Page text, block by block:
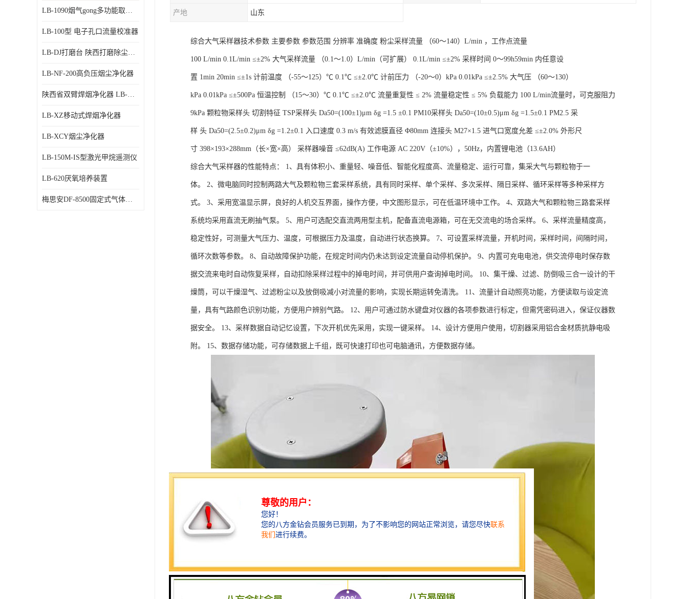
LB-1090烟气gong多功能取样管
LB-100型 电子孔口流量校准器
LB-DJ打磨台 陕西打磨除尘平台
LB-NF-200高负压烟尘净化器
陕西省双臂焊烟净化器 LB-XZX
LB-XZ移动式焊烟净化器
LB-XCY烟尘净化器
LB-150M-IS型激光甲烷遥测仪
LB-620厌氧培养装置
梅思安DF-8500固定式气体检测仪
产地 山东
综合大气采样器技术参数 主要参数 参数范围 分辨率 准确度 粉尘采样流量 （60～140）L/min ，工作点流量
100 L/min 0.1L/min ≤±2% 大气采样流量 （0.1～1.0）L/min（可扩展） 0.1L/min ≤±2% 采样时间 0～99h59min 内任意设
置 1min 20min ≤±1s 计前温度 （-55～125）℃ 0.1℃ ≤±2.0℃ 计前压力 （-20～0）kPa 0.01kPa ≤±2.5% 大气压 （60～130）
kPa 0.01kPa ≤±500Pa 恒温控制 （15～30）℃ 0.1℃ ≤±2.0℃ 流量重复性 ≤ 2% 流量稳定性 ≤ 5% 负载能力 100 L/min流量时，可克服阻力
9kPa 颗粒物采样头 切割特征 TSP采样头 Da50=(100±1)μm δg =1.5 ±0.1 PM10采样头 Da50=(10±0.5)μm δg =1.5±0.1 PM2.5 采
样 头 Da50=(2.5±0.2)μm δg =1.2±0.1 入口速度 0.3 m/s 有效滤膜直径 Φ80mm 连接头 M27×1.5 进气口宽度允差 ≤±2.0% 外形尺
寸 398×193×288mm（长×宽×高） 采样器噪音 ≤62dB(A) 工作电源 AC 220V（±10%），50Hz，内置锂电池（13.6AH）
综合大气采样器的性能特点： 1、具有体积小、重量轻、噪音低、智能化程度高、流量稳定、运行可靠，集采大气与颗粒物于一
体。 2、微电脑同时控制两路大气及颗粒物三套采样系统，具有同时采样、单个采样、多次采样、隔日采样、循环采样等多种采样方
式。 3、采用宽温显示屏，良好的人机交互界面，操作方便，中文图形显示，可在低温环境中工作。 4、双路大气和颗粒物三路套采样
系统均采用直流无刷抽气泵。 5、用户可选配交直流两用型主机，配备直流电源箱，可在无交流电的场合采样。 6、采样流量精度高，
稳定性好，可测量大气压力、温度，可根据压力及温度，自动进行状态换算。 7、可设置采样流量，开机时间，采样时间，间隔时间，
循环次数等参数。 8、自动故障保护功能，在规定时间内仍未达到设定流量自动停机保护。 9、内置可充电电池，供交流停电时保存数
据交流来电时自动恢复采样，自动扣除采样过程中的掉电时间，并可供用户查询掉电时间。 10、集干燥、过滤、防倒吸三合一设计的干
燥筒，可以干燥湿气、过滤粉尘以及放倒吸减小对流量的影响，实现长期运转免清洗。 11、流量计自动照亮功能，方便读取与设定流
量，具有气路颜色识别功能，方便用户辨别气路。 12、用户可通过防水键盘对仪器的各项参数进行标定，但需凭密码进入，保证仪器数
据安全。 13、采样数据自动记忆设置，下次开机优先采用，实现一键采样。 14、设计方便用户使用，切割器采用铝合金材质抗静电吸
附。 15、数据存储功能，可存储数据上千组，既可快速打印也可电脑通讯，方便数据存储。